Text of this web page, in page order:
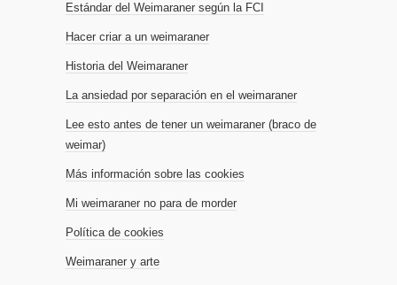
Estándar del Weimaraner según la FCI
Hacer criar a un weimaraner
Historia del Weimaraner
La ansiedad por separación en el weimaraner
Lee esto antes de tener un weimaraner (braco de
weimar)
Más información sobre las cookies
Mi weimaraner no para de morder
Política de cookies
Weimaraner y arte